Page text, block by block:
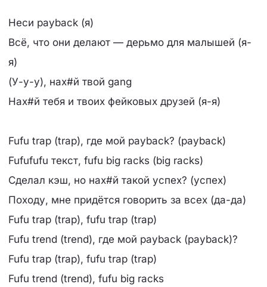
Неси payback (я)
Всё, что они делают — дерьмо для малышей (я-
я)
(У-у-у), нах#й твой gang
Нах#й тебя и твоих фейковых друзей (я-я)
Fufu trap (trap), где мой payback? (payback)
Fufufufu текст, fufu big racks (big racks)
Сделал кэш, но нах#й такой успех? (успех)
Походу, мне придётся говорить за всех (да-да)
Fufu trap (trap), fufu trap (trap)
Fufu trend (trend), где мой payback (payback)?
Fufu trap (trap), fufu trap (trap)
Fufu trend (trend), fufu big racks